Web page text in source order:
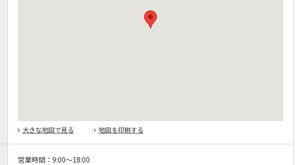
大きな地図で見る 地図を印刷する
営業時間： 9:00～18:00